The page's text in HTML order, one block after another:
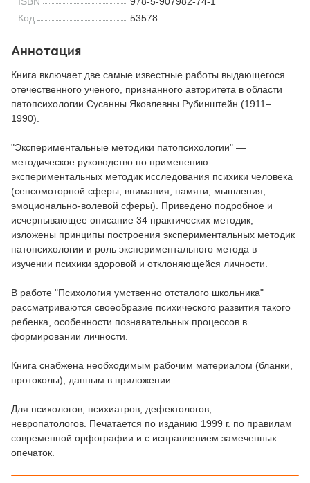
Код
53578
Аннотация
Книга включает две самые известные работы выдающегося
отечественного ученого, признанного авторитета в области
патопсихологии Сусанны Яковлевны Рубинштейн (1911–
1990).
"Экспериментальные методики патопсихологии" —
методическое руководство по применению
экспериментальных методик исследования психики человека
(сенсомоторной сферы, внимания, памяти, мышления,
эмоционально-волевой сферы). Приведено подробное и
исчерпывающее описание 34 практических методик,
изложены принципы построения экспериментальных методик
патопсихологии и роль экспериментального метода в
изучении психики здоровой и отклоняющейся личности.
В работе "Психология умственно отсталого школьника"
рассматриваются своеобразие психического развития такого
ребенка, особенности познавательных процессов в
формировании личности.
Книга снабжена необходимым рабочим материалом (бланки,
протоколы), данным в приложении.
Для психологов, психиатров, дефектологов,
невропатологов. Печатается по изданию 1999 г. по правилам
современной орфографии и с исправлением замеченных
опечаток.